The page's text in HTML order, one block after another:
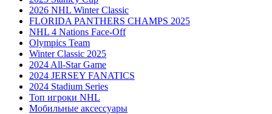
2026 NHL Winter Classic
FLORIDA PANTHERS CHAMPS 2025
NHL 4 Nations Face-Off
Olympics Team
Winter Classic 2025
2024 All-Star Game
2024 JERSEY FANATICS
2024 Stadium Series
Топ игроки NHL
Мобильные аксессуары